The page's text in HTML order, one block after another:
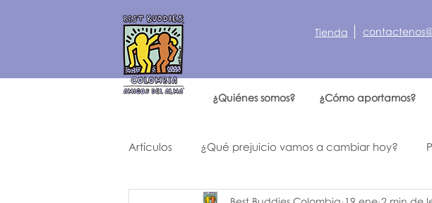
Tienda
¿Quiénes somos? ¿Cómo aportamos?
Artículos ¿Qué prejuicio vamos a cambiar hoy?